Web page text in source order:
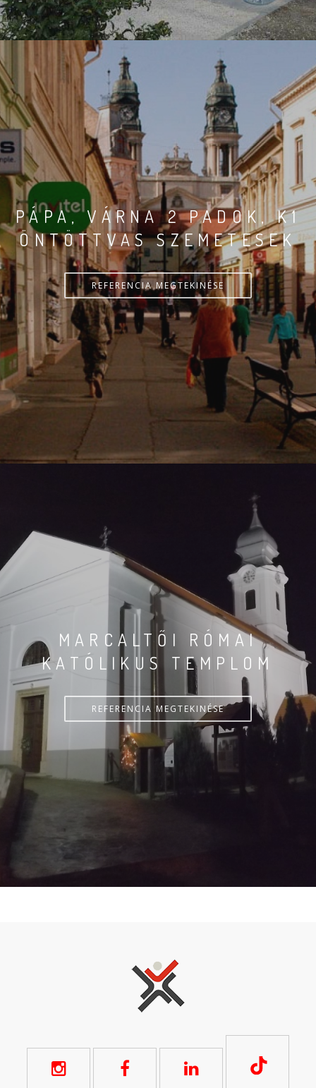
PÁPA, VÁRNA 2 PADOK, K1
ÖNTÖTTVAS SZEMETESEK
REFERENCIA MEGTEKINÉSE
MARCALTŐI RÓMAI
KATÓLIKUS TEMPLOM
REFERENCIA MEGTEKINÉSE